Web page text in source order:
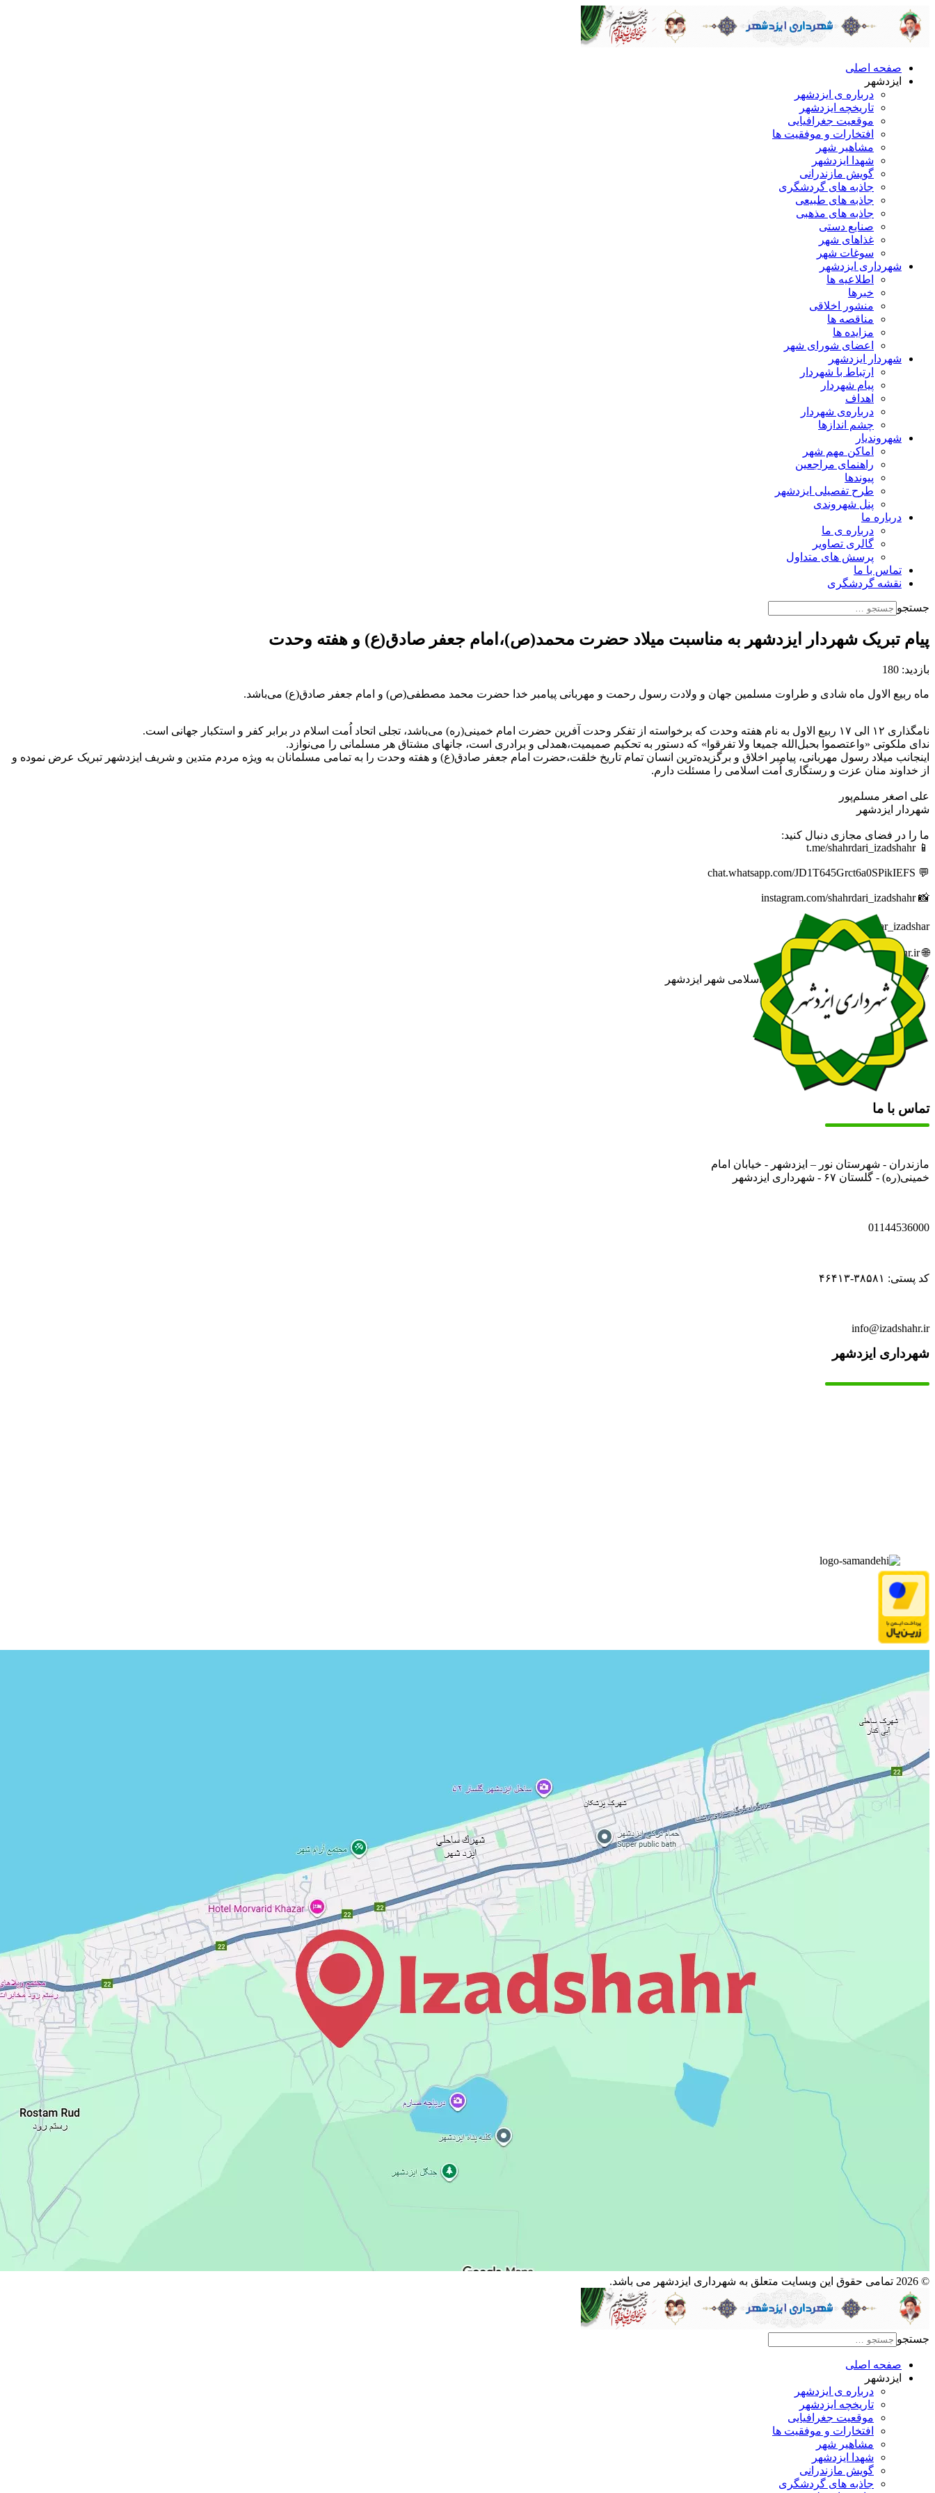
صفحه اصلی
ایزدشهر
درباره ی ایزدشهر
تاریخچه ایزدشهر
موقعیت جغرافیایی
افتخارات و موفقیت ها
مشاهیر شهر
شهدا ایزدشهر
گویش مازندرانی
جاذبه های گردشگری
جاذبه های طبیعی
جاذبه های مذهبی
صنایع دستی
غذاهای شهر
سوغات شهر
شهرداری ایزدشهر
اطلاعیه ها
خبرها
منشور اخلاقی
مناقصه ها
مزایده ها
اعضای شورای شهر
شهردار ایزدشهر
ارتباط با شهردار
پیام شهردار
اهداف
درباره‌ی شهردار
چشم اندازها
شهروندیار
اماکن مهم شهر
راهنمای مراجعین
پیوند‌ها
طرح تفصیلی ایزدشهر
پنل شهروندی
درباره ما
درباره ی ما
گالری تصاویر
پرسش های متداول
تماس با ما
نقشه گردشگری
جستجو
پیام تبریک شهردار ایزدشهر به مناسبت میلاد حضرت محمد(ص)،امام جعفر صادق(ع) و هفته وحدت
بازدید: 180
ماه ربیع الاول ماه شادی و طراوت مسلمین جهان و ولادت رسول رحمت و مهربانی پیامبر خدا حضرت محمد مصطفی(ص) و امام جعفر صادق(ع) می‌باشد.
نامگذاری ۱۲ الی ۱۷ ربیع الاول به نام هفته وحدت که برخواسته از تفکر وحدت آفرین حضرت امام خمینی(ره) می‌باشد، تجلی اتحاد اُمت اسلام در برابر کفر و استکبار جهانی است.
ندای ملکوتی «واعتصموا بحبل‌الله جمیعا ولا تفرقوا» که دستور به تحکیم صمیمیت،همدلی و برادری است، جانهای مشتاق هر مسلمانی را می‌نوازد.
اینجانب میلاد رسول مهربانی، پیامبر اخلاق و برگزیده‌ترین انسان تمام تاریخ خلقت،حضرت امام جعفر صادق(ع) و هفته وحدت را به تمامی مسلمانان به ویژه مردم متدین و شریف ایزدشهر تبریک عرض نموده و
از خداوند منان عزت و رستگاری اُمت اسلامی را مسئلت دارم.
علی اصغر مسلم‌پور
شهردار ایزدشهر
ما را در فضای مجازی دنبال کنید:
📱 t.me/shahrdari_izadshahr
💬 chat.whatsapp.com/JD1T645Grct6a0SPikIEFS
📸 instagram.com/shahrdari_izadshahr
🆔 eitaa.com/khabar_izadshar
🌐 izadshahr.ir
✅ روابط عمومی شهرداری و شورای اسلامی شهر ایزدشهر
تماس با ما
مازندران - شهرستان نور – ایزدشهر - خیابان امام
خمینی(ره) - گلستان ۶۷ - شهرداری ایزدشهر
01144536000
کد پستی: ۳۸۵۸۱-۴۶۴۱۳
info@izadshahr.ir
شهرداری ایزدشهر
© 2026 تمامی حقوق این وبسایت متعلق به شهرداری ایزدشهر می باشد.
جستجو
صفحه اصلی
ایزدشهر
درباره ی ایزدشهر
تاریخچه ایزدشهر
موقعیت جغرافیایی
افتخارات و موفقیت ها
مشاهیر شهر
شهدا ایزدشهر
گویش مازندرانی
جاذبه های گردشگری